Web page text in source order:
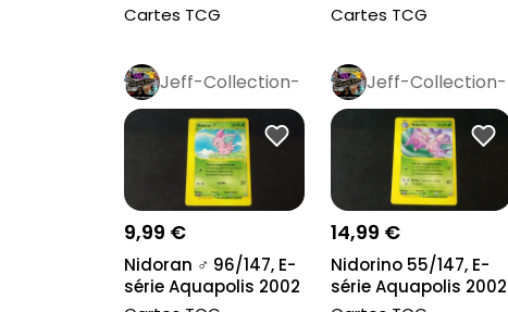
Cartes TCG
Cartes TCG
Jeff-Collection-
Rétro Pro
9,99 €
Nidoran ♂ 96/147, E-
série Aquapolis 2002
Jeff-Collection-
Rétro Pro
14,99 €
Nidorino 55/147, E-
série Aquapolis 2002